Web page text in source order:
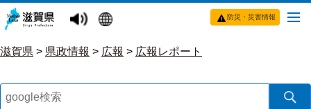
防災・災害情報
滋賀県 > 県政情報 > 広報 > 広報レポート